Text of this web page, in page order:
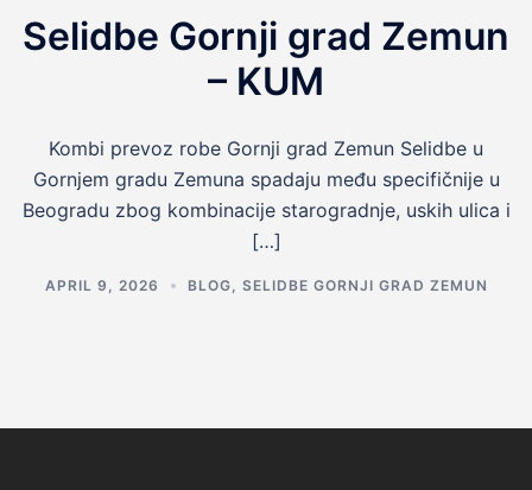
Selidbe Gornji grad Zemun
– KUM
Kombi prevoz robe Gornji grad Zemun Selidbe u
Gornjem gradu Zemuna spadaju među specifičnije u
Beogradu zbog kombinacije starogradnje, uskih ulica i
[…]
APRIL 9, 2026 BLOG SELIDBE GORNJI GRAD ZEMUN